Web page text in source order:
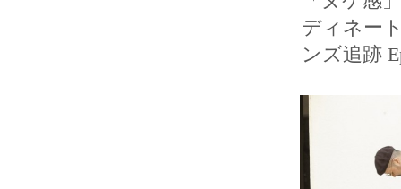
ディネー
ンズ追跡